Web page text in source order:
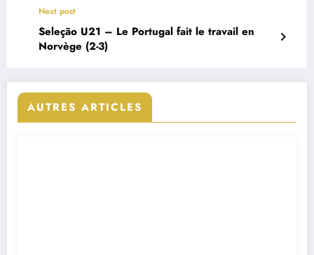
Next post
Seleção U21 – Le Portugal fait le travail en
Norvège (2-3)
AUTRES ARTICLES